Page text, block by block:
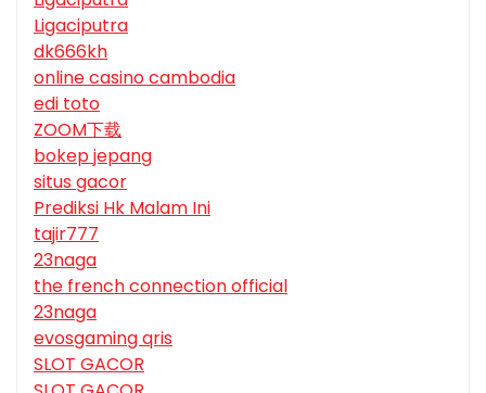
Ligaciputra
dk666kh
online casino cambodia
edi toto
ZOOM下载
bokep jepang
situs gacor
Prediksi Hk Malam Ini
tajir777
23naga
the french connection official
23naga
evosgaming qris
SLOT GACOR